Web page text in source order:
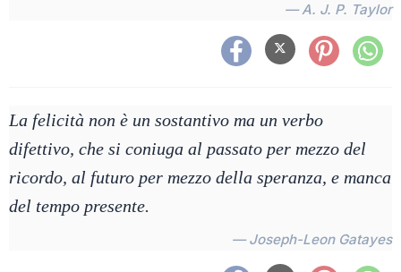
— A. J. P. Taylor
La felicità non è un sostantivo ma un verbo
difettivo, che si coniuga al passato per mezzo del
ricordo, al futuro per mezzo della speranza, e manca
del tempo presente.
— Joseph-Leon Gatayes